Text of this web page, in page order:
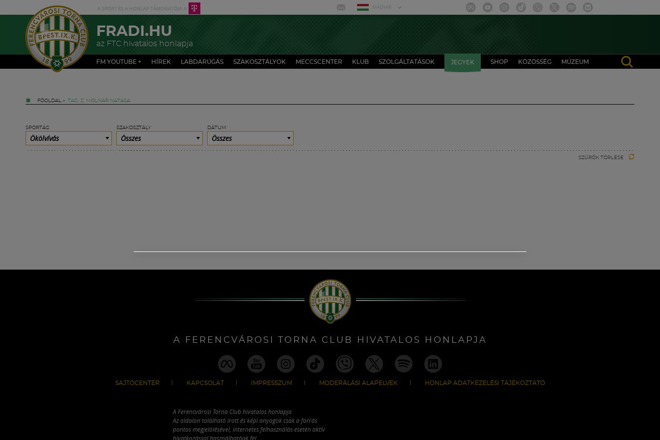
MAGYAR
FRADI.HU
az FTC hivatalos honlapja
FM YOUTUBE + HÍREK LABDARÚGÁS SZAKOSZTÁLYOK MECCSCENTER KLUB SZOLGÁLTATÁSOK JEGYEK SHOP KÖZÖSSÉG MÚZEUM
FŐOLDAL » TAG: Z. MOLNÁR NATASA
SPORTÁG
Ökölvívás
SZAKOSZTÁLY
Összes
DÁTUM
Összes
SZŰRŐK TÖRLÉSE
A FERENCVÁROSI TORNA CLUB HIVATALOS HONLAPJA
SAJTÓCENTER KAPCSOLAT IMPRESSZUM MODERÁLÁSI ALAPELVEK HONLAP ADATKEZELÉSI TÁJÉKOZTATÓ
A Ferencvárosi Torna Club hivatalos honlapja
Az oldalon található írott és képi anyagok csak a forrás
pontos megjelölésével, internetes felhasználás esetén aktív
hivatkozással használhatóak fel.